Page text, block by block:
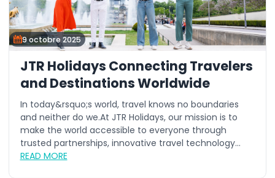
9 octobre 2025
JTR Holidays Connecting Travelers
and Destinations Worldwide
In today&rsquo;s world, travel knows no boundaries
and neither do we.At JTR Holidays, our mission is to
make the world accessible to everyone through
trusted partnerships, innovative travel technology...
READ MORE